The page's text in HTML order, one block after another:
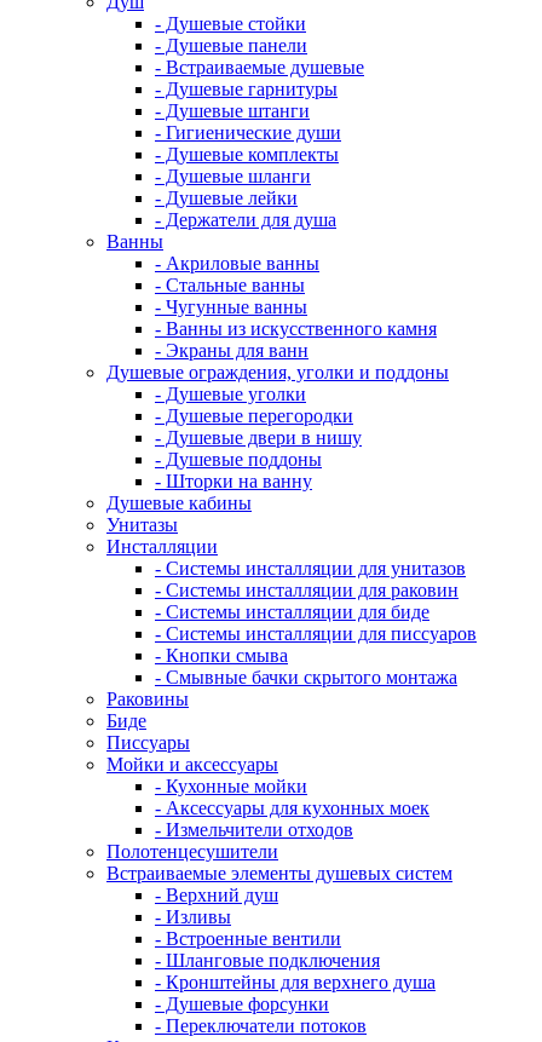
- Душевые стойки
- Душевые панели
- Встраиваемые душевые
- Душевые гарнитуры
- Душевые штанги
- Гигиенические души
- Душевые комплекты
- Душевые шланги
- Душевые лейки
- Держатели для душа
Ванны
- Акриловые ванны
- Стальные ванны
- Чугунные ванны
- Ванны из искусственного камня
- Экраны для ванн
Душевые ограждения, уголки и поддоны
- Душевые уголки
- Душевые перегородки
- Душевые двери в нишу
- Душевые поддоны
- Шторки на ванну
Душевые кабины
Унитазы
Инсталляции
- Системы инсталляции для унитазов
- Системы инсталляции для раковин
- Системы инсталляции для биде
- Системы инсталляции для писсуаров
- Кнопки смыва
- Смывные бачки скрытого монтажа
Раковины
Биде
Писсуары
Мойки и аксессуары
- Кухонные мойки
- Аксессуары для кухонных моек
- Измельчители отходов
Полотенцесушители
Встраиваемые элементы душевых систем
- Верхний душ
- Изливы
- Встроенные вентили
- Шланговые подключения
- Кронштейны для верхнего душа
- Душевые форсунки
- Переключатели потоков